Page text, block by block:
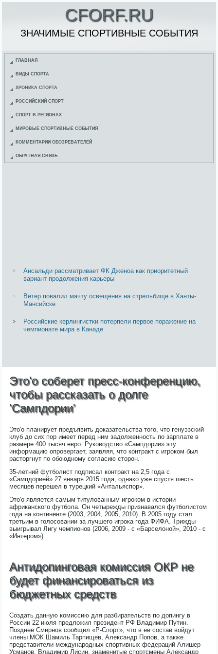
CFORF.RU
ЗНАЧИМЫЕ СПОРТИВНЫЕ СОБЫТИЯ
ГЛАВНАЯ
ВИДЫ СПОРТА
ХРОНИКА СПОРТА
РОССИЙСКИЙ СПОРТ
СПОРТ В РЕГИОНАХ
МИРОВЫЕ СПОРТИВНЫЕ СОБЫТИЯ
КОММЕНТАРИИ ОБОЗРЕВАТЕЛЕЙ
ОБРАТНАЯ СВЯЗЬ
Ансальди рассматривает ФК Дженоа как приоритетный
вариант продолжения карьеры
Ветер повалил мачту освещения на стрельбище в Ханты-
Мансийске
Российские керлингистки потерпели первое поражение на
чемпионате мира в Канаде
Это'о соберет пресс-конференцию,
чтобы рассказать о долге
'Сампдории'
Это'о планирует предъявить доказательства того, что генуэзский
клуб до сих пор имеет перед ним задолженность по зарплате в
размере 400 тысяч евро. Руководство «Сампдории» эту
информацию опровергает, заявляя, что контракт с игроком был
расторгнут по обоюдному согласию сторон.
35-летний футболист подписал контракт на 2,5 года с
«Сампдорией» 27 января 2015 года, однако уже спустя шесть
месяцев перешел в турецкий «Антальяспор».
Это'о является самым титулованным игроком в истории
африканского футбола. Он четырежды признавался футболистом
года на континенте (2003, 2004, 2005, 2010). В 2005 году стал
третьим в голосовании за лучшего игрока года ФИФА. Трижды
выигрывал Лигу чемпионов (2006, 2009 - с «Барселоной», 2010 - с
«Интером»).
Антидопинговая комиссия ОКР не
будет финансироваться из
бюджетных средств
Создать данную комиссию для разбирательств по допингу в
России 22 июля предложил президент РФ Владимир Путин.
Позднее Смирнов сообщил «Р-Спорт», что в ее состав войдут
члены МОК Шамиль Тарпищев, Александр Попов, а также
представители международных спортивных федераций Алишер
Усманов, Владимир Лисин, знаменитые спортсмены Александр